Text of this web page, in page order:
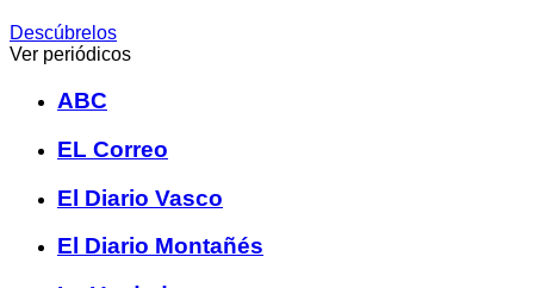
Descúbrelos
Ver periódicos
ABC
EL Correo
El Diario Vasco
El Diario Montañés